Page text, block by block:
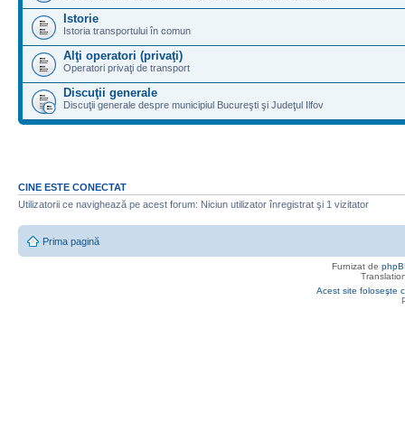
Istorie
Istoria transportului în comun
Alţi operatori (privaţi)
Operatori privaţi de transport
Discuţii generale
Discuţii generale despre municipiul Bucureşti şi Judeţul Ilfov
CINE ESTE CONECTAT
Utilizatorii ce navighează pe acest forum: Niciun utilizator înregistrat şi 1 vizitator
Prima pagină
Furnizat de
Acest site foloseşte